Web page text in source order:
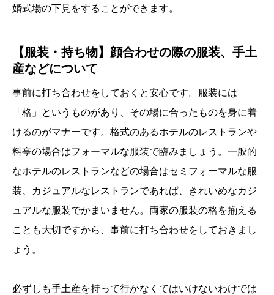
婚式場の下見をすることができます。
【服装・持ち物】顔合わせの際の服装、手土
産などについて
事前に打ち合わせをしておくと安心です。服装には
「格」というものがあり、その場に合ったものを身に着
けるのがマナーです。格式のあるホテルのレストランや
料亭の場合はフォーマルな服装で臨みましょう。一般的
なホテルのレストランなどの場合はセミフォーマルな服
装、カジュアルなレストランであれば、きれいめなカジ
ュアルな服装でかまいません。両家の服装の格を揃える
ことも大切ですから、事前に打ち合わせをしておきまし
ょう。
必ずしも手土産を持って行かなくてはいけないわけでは